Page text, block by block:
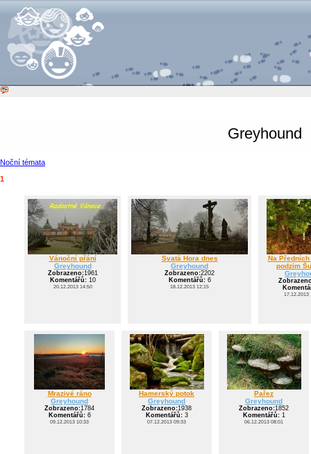
Greyhound
Noční témata
1
Vánoční přání
Greyhound
Zobrazeno:1961
Komentářů:10
20.12.2013 14:50
Svatá Hora dnes
Greyhound
Zobrazeno:2202
Komentářů:6
18.12.2013 12:15
Na
podzim
17.12.2013
Mrazivé ráno
Greyhound
Zobrazeno:1784
Komentářů:6
09.12.2013 10:33
Hamerský potok
Greyhound
Zobrazeno:1938
Komentářů:3
07.12.2013 09:33
Pařez
Greyhound
Zobrazeno:1852
Komentářů:1
06.12.2013 08:01